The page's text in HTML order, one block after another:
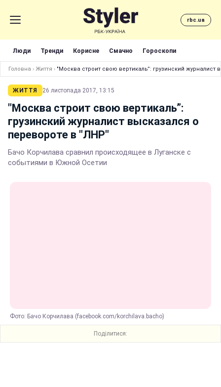
rbc.ua
Люди Тренди Корисне Смачно Гороскопи
Головна › Життя › "Москва строит свою вертикаль”: грузинский
ЖИТТЯ 26 листопада 2017, 13:15
"Москва строит свою вертикаль”:
грузинский журналист высказался о
перевороте в "ЛНР"
Бачо Корчилава сравнил происходящее в Луганске с
событиями в Южной Осетии
Фото: Бачо Корчилава (facebook.com/korchilava.bacho)
Поділитися: